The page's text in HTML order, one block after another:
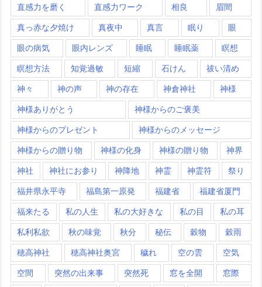
直感力を磨く 直感力ワーク 相良 眉間
真っ赤な夕焼け 真夜中 真言 眠り 眼
眼の病気 眼内レンズ 睡眠 睡眠薬 瞑想
瞑想方法 知覚過敏 短縮 石けん 祓い清め
神々 神の声 神の存在 神倉神社 神様
神様ありがとう 神様からのご褒美
神様からのプレゼント 神様からのメッセージ
神様からの贈り物 神様の化身 神様の贈り物 神界
神社 神社にお参り 神降地 神霊 神霊符 祭り
福井県永平寺 福島第一原発 福建省 福建省厦門
福来たる 私の人生 私の大好きな 私の目 私の耳
私利私欲 秋の味覚 秋分 秘伝 穀物 穀雨
穂高神社 穂高神社奥宮 穢れ 空の雲 空気
空間 突然の出来事 突然死 窓を全開 窓際